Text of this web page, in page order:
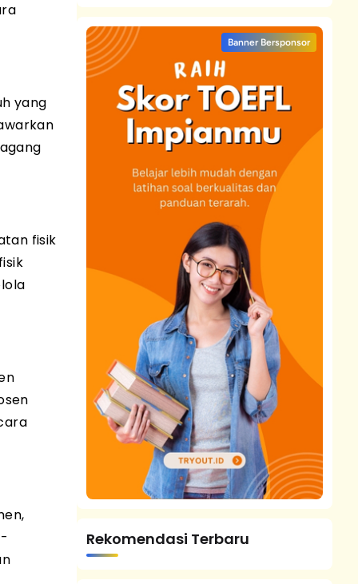
yang
fisik
Banner Bersponsor
Rekomendasi Terbaru